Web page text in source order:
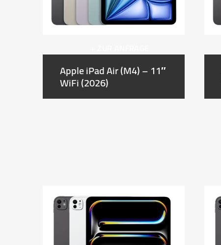
Apple iPad Air (M4) – 11″
WiFi (2026)